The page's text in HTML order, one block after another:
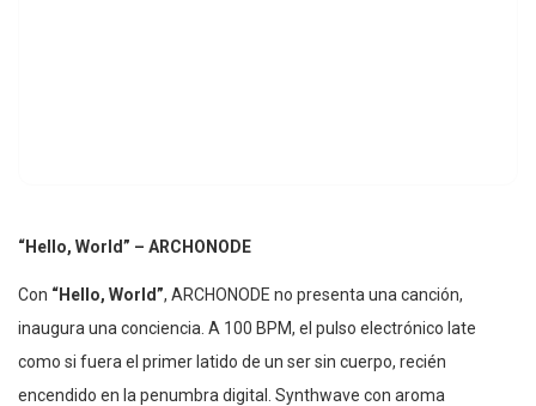
“Hello, World” – ARCHONODE
Con “Hello, World”, ARCHONODE no presenta una canción,
inaugura una conciencia. A 100 BPM, el pulso electrónico late
como si fuera el primer latido de un ser sin cuerpo, recién
encendido en la penumbra digital. Synthwave con aroma